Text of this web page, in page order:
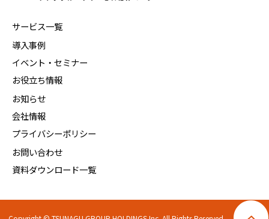
サービス一覧
導入事例
イベント・セミナー
お役立ち情報
お知らせ
会社情報
プライバシーポリシー
お問い合わせ
資料ダウンロード一覧